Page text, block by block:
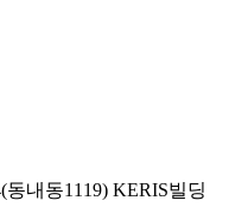
내동1119) KERIS빌딩